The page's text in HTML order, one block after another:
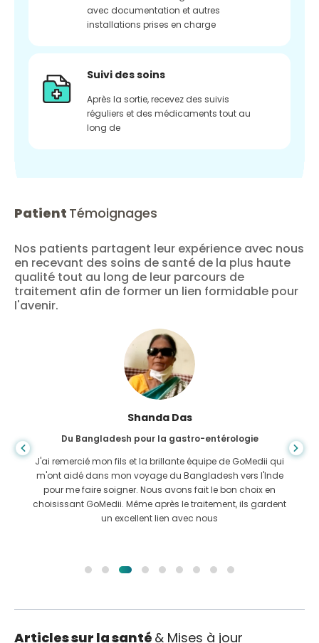
avec documentation et autres
installations prises en charge
Suivi des soins
Après la sortie, recevez des suivis
réguliers et des médicaments tout au
long de
Patient Témoignages
Nos patients partagent leur expérience avec nous
en recevant des soins de santé de la plus haute
qualité tout au long de leur parcours de
traitement afin de former un lien formidable pour
l'avenir.
Shanda Das
Du Bangladesh pour la gastro-entérologie
J'ai remercié mon fils et la brillante équipe de GoMedii qui
m'ont aidé dans mon voyage du Bangladesh vers l'Inde
pour me faire soigner. Nous avons fait le bon choix en
choisissant GoMedii. Même après le traitement, ils gardent
un excellent lien avec nous
Articles sur la santé & Mises à jour